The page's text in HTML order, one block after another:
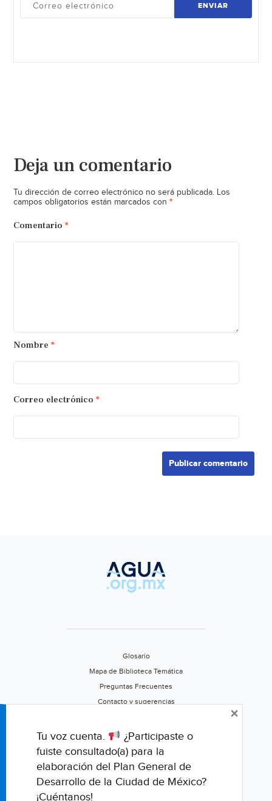
ENVIAR
Deja un comentario
Tu dirección de correo electrónico no será publicada. Los
campos obligatorios están marcados con *
Comentario *
Nombre *
Correo electrónico *
Glosario
Mapa de Biblioteca Temática
Preguntas Frecuentes
Contacto y sugerencias
Califica este portal
Tu voz cuenta.
¿Participaste o
fuiste consultado(a) para la
elaboración del Plan General de
Desarrollo de la Ciudad de México?
¡Cuéntanos!
×